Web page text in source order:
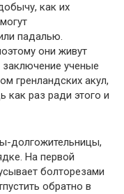
как их
падалью.
они живут
ученые
гренландских акул,
как раз ради этого и
долгожительницы,
На первой
болторезами
обратно в